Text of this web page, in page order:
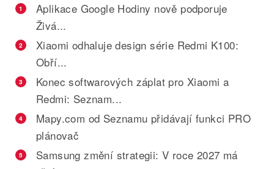
1
Aplikace Google Hodiny nově podporuje
Živá...
2
Xiaomi odhaluje design série Redmi K100:
Obří...
3
Konec softwarových záplat pro Xiaomi a
Redmi: Seznam...
4
Mapy.com od Seznamu přidávají funkci PRO
plánovač
5
Samsung změní strategii: V roce 2027 má